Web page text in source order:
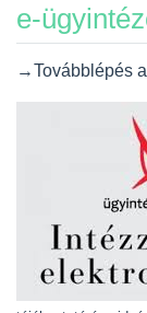
e-
→Továbblépés